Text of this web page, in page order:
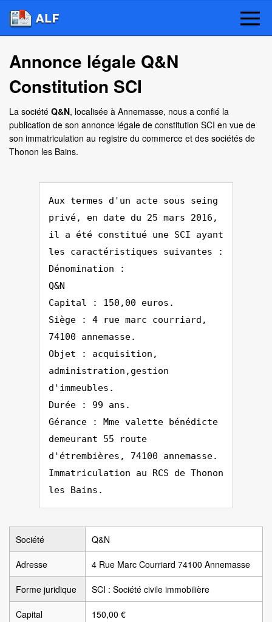
Annonce légale Q&N
Constitution SCI
La société Q&N, localisée à Annemasse, nous a confié la
publication de son annonce légale de constitution SCI en vue de
son immatriculation au registre du commerce et des sociétés de
Thonon les Bains.
Aux termes d'un acte sous seing
privé, en date du 25 mars 2016,
il a été constitué une SCI ayant
les caractéristiques suivantes :
Dénomination :
Q&N
Capital : 150,00 euros.
Siège : 4 rue marc courriard,
74100 annemasse.
Objet : acquisition,
administration,gestion
d'immeubles.
Durée : 99 ans.
Gérance : Mme valette bénédicte
demeurant 55 route
d'étrembières, 74100 annemasse.
Immatriculation au RCS de Thonon
les Bains.
Société Q&N
Adresse 4 Rue Marc Courriard 74100 Annemasse
Forme juridique SCI : Société civile immobilière
Capital 150,00 €